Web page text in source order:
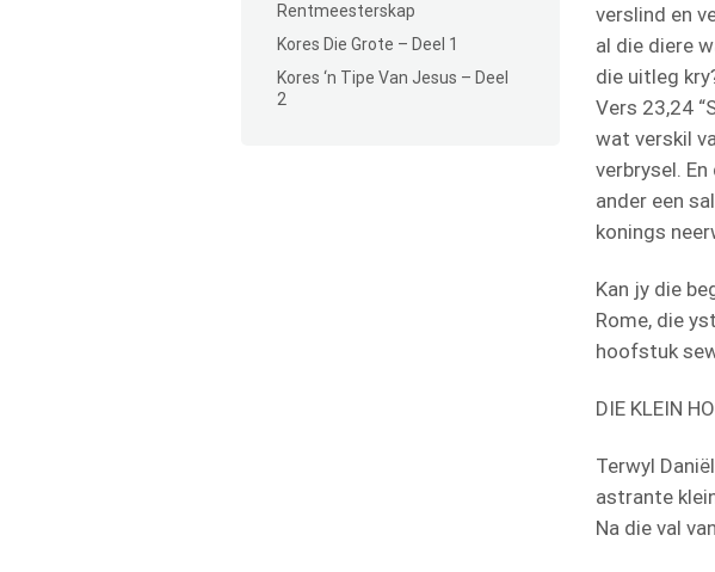
Rentmeesterskap
Kores Die Grote – Deel 1
Kores ‘n Tipe Van Jesus – Deel
2
verslind en
al die diere
die uitleg
Vers 23,24
wat verskil
verbrysel.
ander een
konings
Kan jy die
Rome, die
hoofstuk
DIE KLEIN
Terwyl
astrante
Na die val